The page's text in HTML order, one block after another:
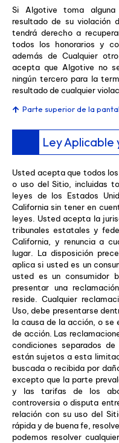
Si Algotive toma
resultado de su violación
tendrá derecho a
todos los honorarios y
además de Cualquier
acepta que Algotive no
ningún tercero para la
resultado de cualquier
Parte superior de la
Ley Aplicable
Usted acepta que todos
o uso del Sitio, incluidas
leyes de los Estados
California sin tener en
leyes. Usted acepta la
tribunales estatales y
California, y renuncia a
lugar. La disposición
aplica si usted es un
usted es un consumidor
presentar una
reside. Cualquier
Uso, debe presentarse
la causa de la acción, o se
de acción. Las
condiciones separados
están sujetos a esta
buscada o recibida por
excepto que la parte
y las tarifas de los
controversia o disputa
relación con su uso del
rápida y de buena fe,
podemos resolver